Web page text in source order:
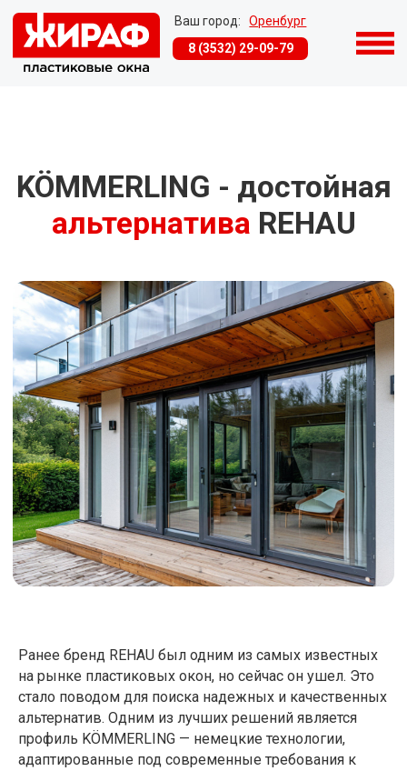
8 (3532) 29-09-79
Оренбург
Ваш город:
Ранее бренд REHAU был одним из самых известных
на рынке пластиковых окон, но сейчас он ушел. Это
стало поводом для поиска надежных и качественных
альтернатив. Одним из лучших решений является
профиль KÖMMERLING — немецкие технологии,
адаптированные под современные требования к